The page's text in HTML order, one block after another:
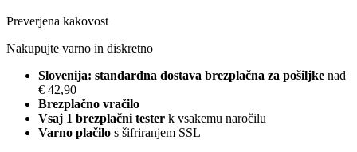
Preverjena kakovost
Nakupujte varno in diskretno
Slovenija: standardna dostava brezplačna za pošiljke nad
€ 42,90
Brezplačno vračilo
Vsaj 1 brezplačni tester k vsakemu naročilu
Varno plačilo s šifriranjem SSL